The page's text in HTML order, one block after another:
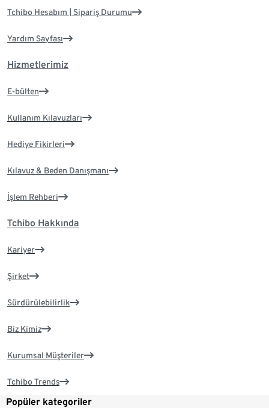
Tchibo Hesabım | Sipariş Durumu
Yardım Sayfası
Hizmetlerimiz
E-bülten
Kullanım Kılavuzları
Hediye Fikirleri
Kılavuz & Beden Danışmanı
İşlem Rehberi
Tchibo Hakkında
Kariyer
Şirket
Sürdürülebilirlik
Biz Kimiz
Kurumsal Müşteriler
Tchibo Trends
Popüler kategoriler